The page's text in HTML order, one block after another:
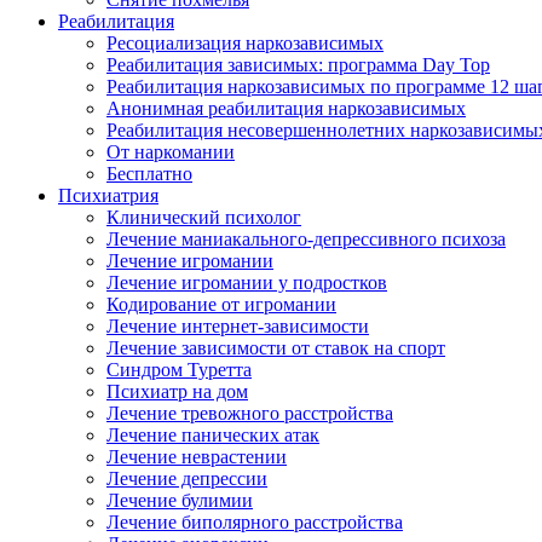
Реабилитация
Ресоциализация наркозависимых
Реабилитация зависимых: программа Day Top
Реабилитация наркозависимых по программе 12
Анонимная реабилитация наркозависимых
Реабилитация несовершеннолетних
От наркомании
Бесплатно
Психиатрия
Клинический психолог
Лечение маниакального-депрессивного психоза
Лечение игромании
Лечение игромании у подростков
Кодирование от игромании
Лечение интернет-зависимости
Лечение зависимости от ставок на спорт
Синдром Туретта
Психиатр на дом
Лечение тревожного расстройства
Лечение панических атак
Лечение неврастении
Лечение депрессии
Лечение булимии
Лечение биполярного расстройства